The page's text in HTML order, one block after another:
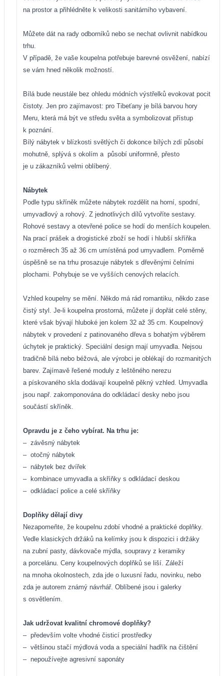
na prostor a přihlédněte k velikosti sanitárního vybavení.
Můžete dát na rady odborníků nebo se nechat ovlivnit nabídkou
trhu.
V případě, že vaše koupelna potřebuje barevné osvěžení, nabízí
se vám hned několik možností.
Bílá bude neustále bez ohledu módních výstřelků evokovat pocit
čistoty. Jen pro zajímavost: pro Tibeťany je bílá barvou hory
Meru, která má být ve středu světa a symbolizovat přístup
k poznání.
Bílý nábytek v blízkosti světlých či dokonce bílých zdí působí
mohutně, splývá s okolím a působí uniformně, přesto
je u zákazníků velmi oblíbený.
Nábytek
Podle typu skříněk můžete nábytek rozdělit na horní, spodní,
umyvadlový a rohový. Z jednotlivých dílů vytvoříte sestavy.
Rohové sestavy a otevřené police se hodí do menších koupelen.
Na prací prášek a drogistické zboží se hodí i hlubší skříňka
o rozměrech 35 až 36 cm umístěná pod umyvadlem. Poměrně
úspěšně se na trhu prosazuje nábytek s dřevěnými čelními
plochami. Pohybuje se ve vyšších cenových relacích.
Vzhled koupelny se mění. Někdo má rád romantiku, někdo zase
čistý styl. Je-li koupelna prostorná, můžete jí dopřát celé stěny,
které však bývají hluboké jen kolem 32 až 35 cm. Koupelnový
nábytek v provedení z patinovaného dřeva s bohatým výběrem
úchytek je praktický. Speciální design mají umyvadla. Nejsou
tradičně bílá nebo béžová, ale výrobci je oblékají do rozmanitých
barev. Zajímavě řešené moduly z leštěného nerezu
a pískovaného skla dodávají koupelně pěkný vzhled. Umyvadla
jsou např. zakomponována do odkládací desky nebo jsou
součástí skříněk.
Opravdu je z čeho vybírat. Na trhu je:
– závěsný nábytek
– otočný nábytek
– nábytek bez dvířek
– kombinace umyvadla a skříňky s odkládací deskou
– odkládací police a celé skříňky
Doplňky dělají divy
Nezapomeňte, že koupelnu zdobí vhodné a praktické doplňky.
Vedle klasických držáků na kelímky jsou k dispozici i držáky
na zubní pasty, dávkovače mýdla, soupravy z keramiky
a porcelánu. Ceny koupelnových doplňků se liší. Záleží
na mnoha okolnostech, zda jde o luxusní řadu, novinku, nebo
zda je autorem známý návrhář. Oblíbené jsou i galerky
s osvětlením.
Jak udržovat kvalitní chromové doplňky?
– především volte vhodné čisticí prostředky
– většinou stačí mýdlová voda a speciální hadřík na čištění
– nepoužívejte agresivní saponáty